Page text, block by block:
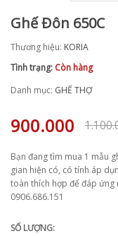
Ghế Đôn 650C
Thương hiệu: KORIA
Tình trạng: Còn hàng
Danh mục: GHẾ THỢ
900.000
Bạn đang tìm mua 1 mẫu
gian hiện có, có tính áp
toàn thích hợp để đáp ứng
0906.686.151
SỐ LƯỢNG: